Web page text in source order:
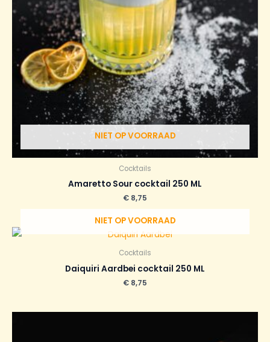
NIET OP VOORRAAD
Cocktails
Amaretto Sour cocktail 250 ML
€ 8,75
NIET OP VOORRAAD
Cocktails
Daiquiri Aardbei cocktail 250 ML
€ 8,75